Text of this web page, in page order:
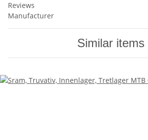
Reviews
Manufacturer
Similar items